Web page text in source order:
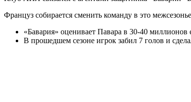
Француз собирается сменить команду в это
«Бавария» оценивает Павара в 30-40 миллионов
В прошедшем сезоне игрок забил 7 голов и